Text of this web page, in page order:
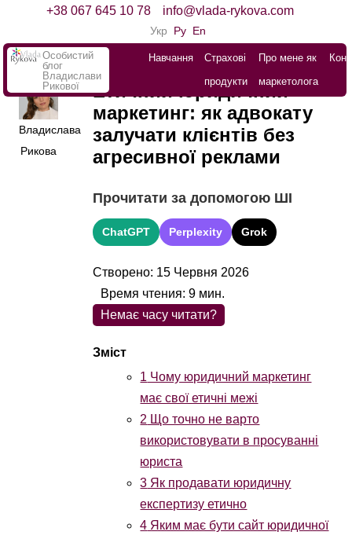
+38 067 645 10 78 info@vlada-rykova.com
Укр Ру En
Особистий
блог
Владислави
Рикової
Навчання
Страхові
продукти
Про мене як
маркетолога
Владислава
Рикова
Етичний юридичний
маркетинг: як адвокату
залучати клієнтів без
агресивної реклами
Прочитати за допомогою ШІ
ChatGPT Perplexity Grok
Створено: 15 Червня 2026
Немає часу читати?
1 Чому юридичний маркетинг
має свої етичні межі
2 Що точно не варто
використовувати в просуванні
юриста
3 Як продавати юридичну
експертизу етично
4 Яким має бути сайт юридичної
Время чтения:9 мин.